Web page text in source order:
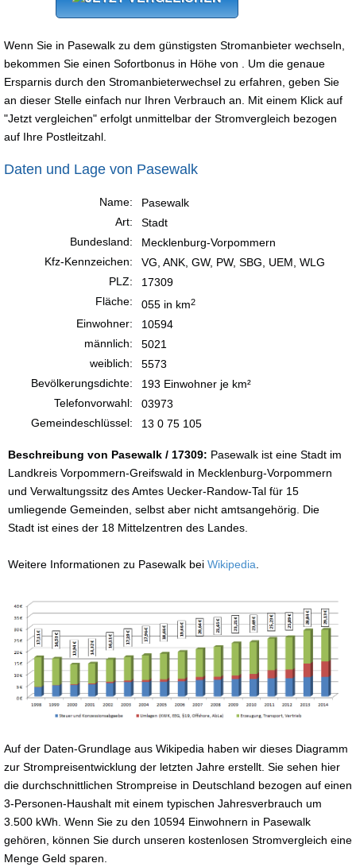
Wenn Sie in Pasewalk zu dem günstigsten Stromanbieter wechseln,
bekommen Sie einen Sofortbonus in Höhe von . Um die genaue
Ersparnis durch den Stromanbieterwechsel zu erfahren, geben Sie
an dieser Stelle einfach nur Ihren Verbrauch an. Mit einem Klick auf
"Jetzt vergleichen" erfolgt unmittelbar der Stromvergleich bezogen
auf Ihre Postleitzahl.
Daten und Lage von Pasewalk
Name:
Pasewalk
Art:
Stadt
Bundesland:
Mecklenburg-Vorpommern
Kfz-Kennzeichen:
VG, ANK, GW, PW, SBG, UEM, WLG
PLZ:
17309
Fläche:
055 in km2
Einwohner:
10594
männlich:
5021
weiblich:
5573
Bevölkerungsdichte:
193 Einwohner je km²
Telefonvorwahl:
03973
Gemeindeschlüssel:
13 0 75 105
Beschreibung von Pasewalk / 17309: Pasewalk ist eine Stadt im
Landkreis Vorpommern-Greifswald in Mecklenburg-Vorpommern
und Verwaltungssitz des Amtes Uecker-Randow-Tal für 15
umliegende Gemeinden, selbst aber nicht amtsangehörig. Die
Stadt ist eines der 18 Mittelzentren des Landes.
Weitere Informationen zu Pasewalk bei Wikipedia
Auf der Daten-Grundlage aus Wikipedia haben wir dieses Diagramm
zur Strompreisentwicklung der letzten Jahre erstellt. Sie sehen hier
die durchschnittlichen Strompreise in Deutschland bezogen auf einen
3-Personen-Haushalt mit einem typischen Jahresverbrauch um
3.500 kWh. Wenn Sie zu den 10594 Einwohnern in Pasewalk
gehören, können Sie durch unseren kostenlosen Stromvergleich eine
Menge Geld sparen.